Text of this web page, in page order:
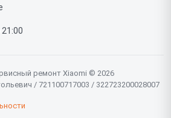
ремонт Xiaomi © 2026
/ 721100717003 / 322723200028007